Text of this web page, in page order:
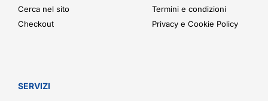
Cerca nel sito
Checkout
Termini e condizioni
Privacy e Cookie Policy
SERVIZI